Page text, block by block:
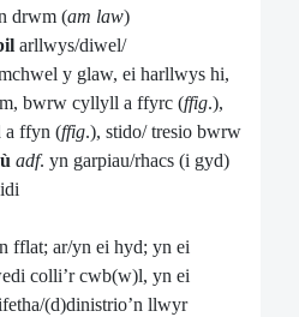
drwm (am law)
arllwys/diwel/
y glaw, ei harllwys hi,
bwrw cyllyll a ffyrc (ffig.),
a ffyn (ffig.), stido/ tresio bwrw
adf. yn garpiau/rhacs (i gyd)
fflat; ar/yn ei hyd; yn ei
colli’r cwb(w)l, yn ei
(d)dinistrio’n llwyr